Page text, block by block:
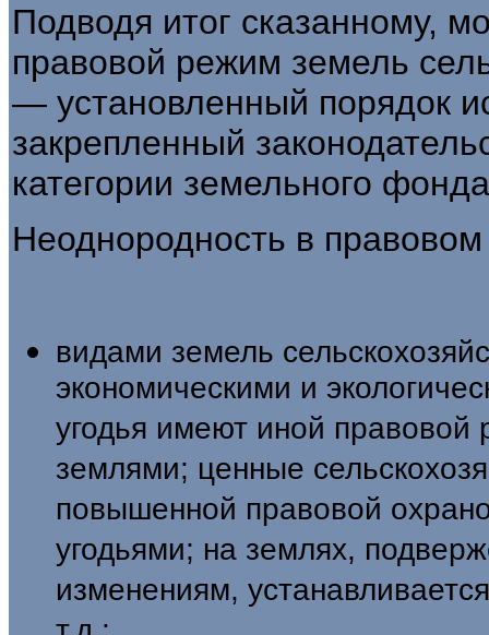
Подводя итог сказанному,
право­вой режим земель
— установлен­ный порядок
закрепленный
категории земельного
Неоднородность в
видами земель
экономичес­кими и
угодья имеют иной
землями; ценные
повышенной правовой
угодьями; на землях,
изменениям,